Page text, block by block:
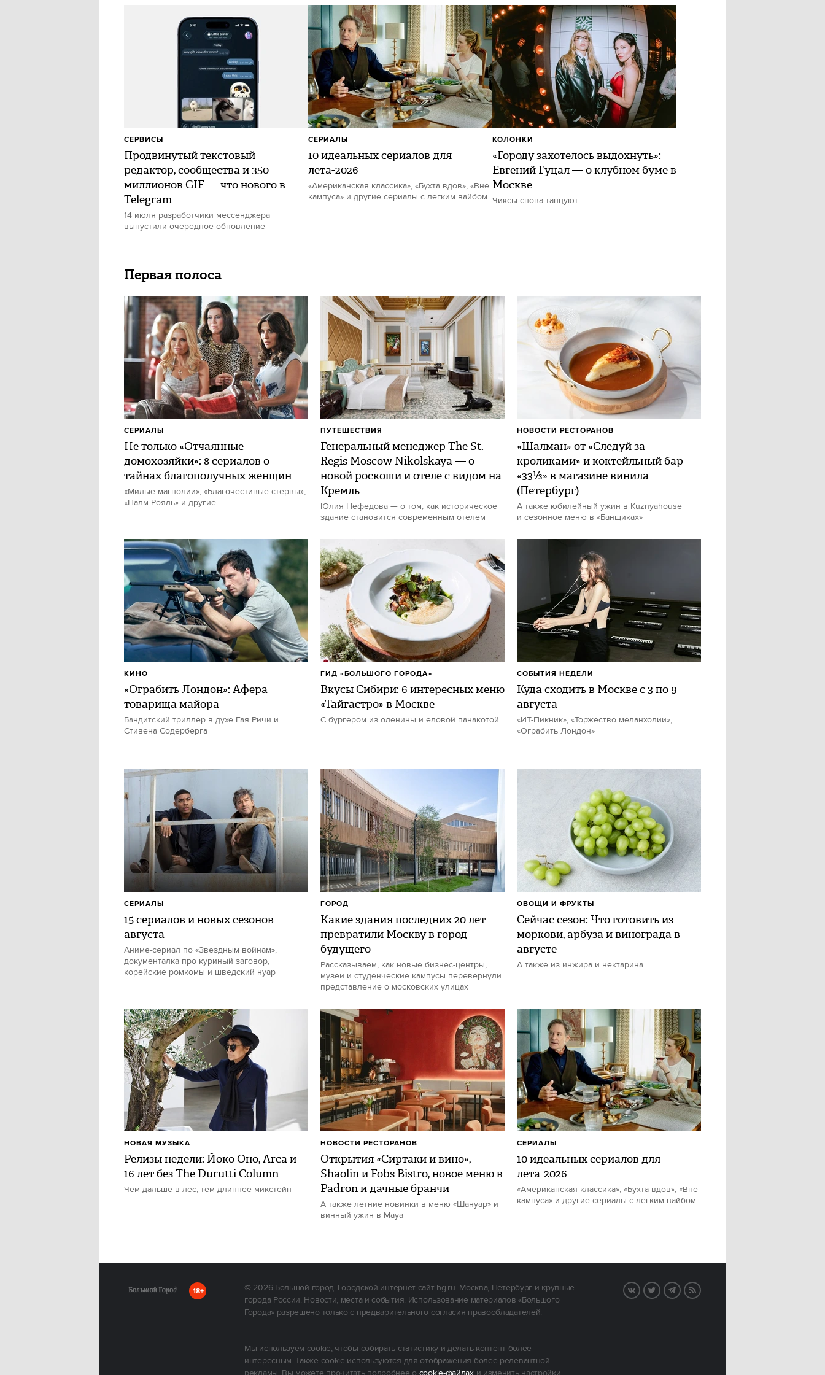
Продвинутый текстовый
редактор, сообщества и 350
миллионов GIF — что нового в
Telegram
14 июля разработчики мессенджера
выпустили очередное обновление
СЕРВИСЫ
10 идеальных сериалов для
лета-2026
«Американская классика», «Бухта вдов», «Вне
кампуса» и другие сериалы с легким вайбом
СЕРИАЛЫ
«Городу захотелось выдохнуть»:
Евгений Гуцал — о клубном буме в
Москве
Чиксы снова танцуют
КОЛОНКИ
Первая полоса
Не только «Отчаянные
домохозяйки»: 8 сериалов о
тайнах благополучных женщин
«Милые магнолии», «Благочестивые стервы»,
«Палм-Рояль» и другие
СЕРИАЛЫ
Генеральный менеджер The St.
Regis Moscow Nikolskaya — о
новой роскоши и отеле с видом на
Кремль
Юлия Нефедова — о том, как историческое
здание становится современным отелем
ПУТЕШЕСТВИЯ
«Шалман» от «Следуй за
кроликами» и коктейльный бар
«33⅓» в магазине винила
(Петербург)
А также юбилейный ужин в Kuznyahouse
и сезонное меню в «Банщиках»
НОВОСТИ РЕСТОРАНОВ
«Ограбить Лондон»: Афера
товарища майора
Бандитский триллер в духе Гая Ричи и
Стивена Содерберга
КИНО
Вкусы Сибири: 6 интересных меню
«Тайгастро» в Москве
С бургером из оленины и еловой панакотой
ГИД «БОЛЬШОГО ГОРОДА»
Куда сходить в Москве с 3 по 9
августа
«ИТ-Пикник», «Торжество меланхолии»,
«Ограбить Лондон»
СОБЫТИЯ НЕДЕЛИ
15 сериалов и новых сезонов
августа
Аниме-сериал по «Звездным войнам»,
документалка про куриный заговор,
корейские ромкомы и шведский нуар
СЕРИАЛЫ
Какие здания последних 20 лет
превратили Москву в город
будущего
Рассказываем, как новые бизнес-центры,
музеи и студенческие кампусы перевернули
представление о московских улицах
ГОРОД
Сейчас сезон: Что готовить из
моркови, арбуза и винограда в
августе
А также из инжира и нектарина
ОВОЩИ И ФРУКТЫ
Релизы недели: Йоко Оно, Arca и
16 лет без The Durutti Column
Чем дальше в лес, тем длиннее микстейп
НОВАЯ МУЗЫКА
Открытия «Сиртаки и вино»,
Shaolin и Fobs Bistro, новое меню в
Padron и дачные бранчи
А также летние новинки в меню «Шануар» и
винный ужин в Maya
НОВОСТИ РЕСТОРАНОВ
10 идеальных сериалов для
лета-2026
«Американская классика», «Бухта вдов», «Вне
кампуса» и другие сериалы с легким вайбом
СЕРИАЛЫ
18+ © 2026Большой город. Городской интернет-сайт bg.ru. Москва, Петербург и крупные
города России. Новости, места и события. Использование материалов «Большого
Города» разрешено только с предварительного согласия правообладателей.
Мы используем cookie, чтобы собирать статистику и делать контент более
интересным. Также cookie используются для отображения более релевантной
VK TwitterTelegram
RSS